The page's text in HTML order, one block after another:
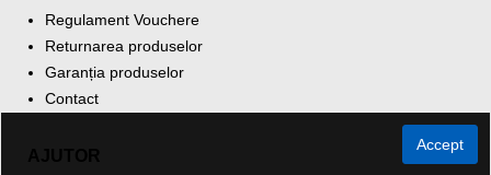
Regulament Vouchere
Returnarea produselor
Garanția produselor
Contact
Accept